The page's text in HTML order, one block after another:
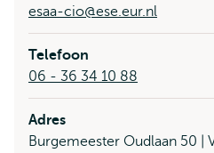
esaa-cio@ese.eur.nl
Telefoon
06 - 36 34 10 88
Adres
Burgemeester Oudlaan 50 |